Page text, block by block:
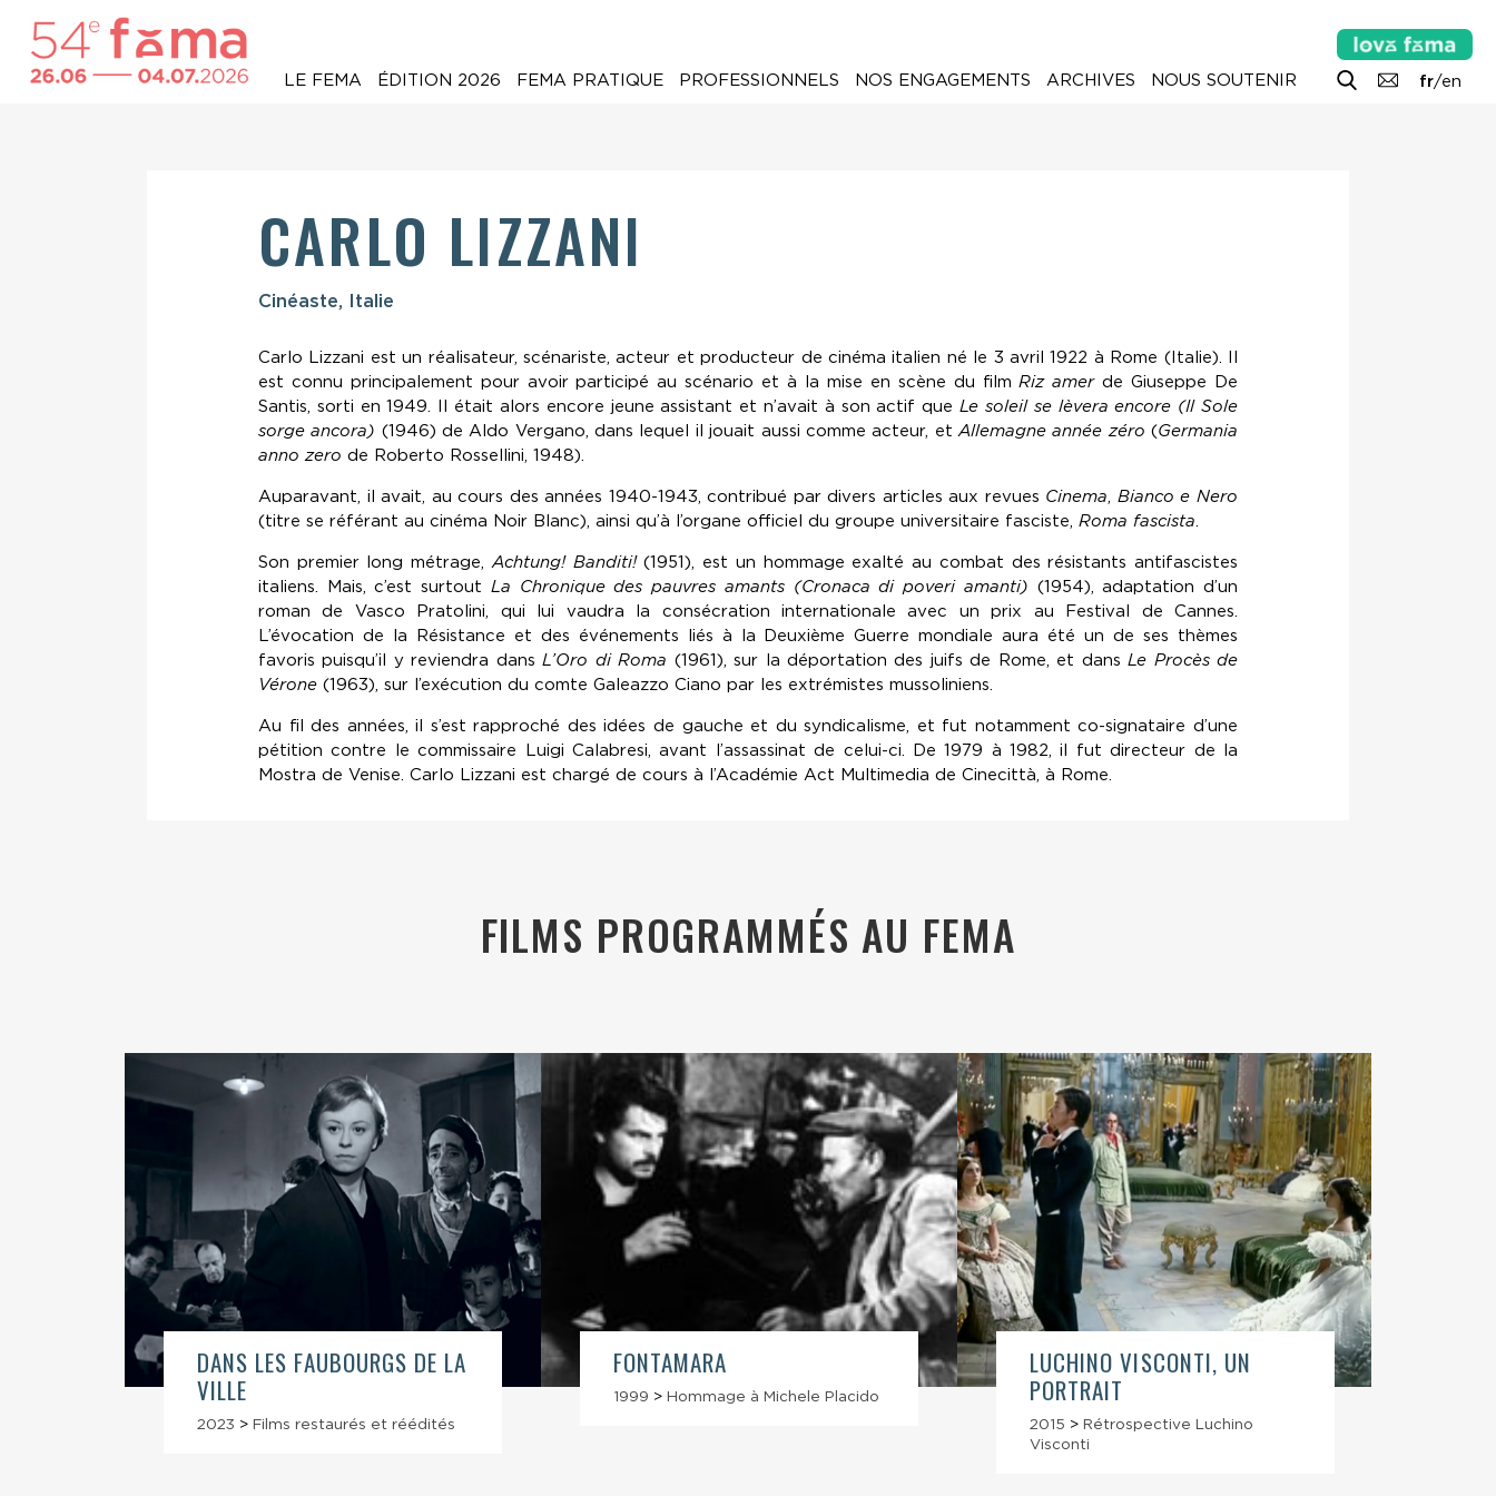
fr/en
LE FEMA ÉDITION 2026 FEMA PRATIQUE PROFESSIONNELS NOS ENGAGEMENTS ARCHIVES NOUS SOUTENIR
CARLO LIZZANI
Cinéaste, Italie
Carlo Lizzani est un réalisateur, scénariste, acteur et producteur de cinéma italien né le 3 avril 1922 à Rome (Italie). Il
est connu principalement pour avoir participé au scénario et à la mise en scène du filmRiz amerde Giuseppe De
Santis, sorti en 1949. Il était alors encore jeune assistant et n’avait à son actif queLe soleil se lèvera encore (Il Sole
sorge ancora) (1946) de Aldo Vergano, dans lequel il jouait aussi comme acteur, etAllemagne année zéro (Germania
anno zero de Roberto Rossellini, 1948).
Auparavant, il avait, au cours des années 1940-1943, contribué par divers articles aux revues Cinema, Bianco e Nero
(titre se référant au cinéma Noir Blanc), ainsi qu’à l’organe officiel du groupe universitaire fasciste, Roma fascista.
Son premier long métrage,Achtung! Banditi!(1951), est un hommage exalté au combat des résistants antifascistes
italiens. Mais, c’est surtout La Chronique des pauvres amants (Cronaca di poveri amanti) (1954), adaptation d’un
roman de Vasco Pratolini, qui lui vaudra la consécration internationale avec un prix au Festival de Cannes.
L’évocation de la Résistance et des événements liés à la Deuxième Guerre mondiale aura été un de ses thèmes
favoris puisqu’il y reviendra dansL’Oro di Roma (1961), sur la déportation des juifs de Rome, et dansLe Procès de
Vérone (1963), sur l’exécution du comte Galeazzo Ciano par les extrémistes mussoliniens.
Au fil des années, il s’est rapproché des idées de gauche et du syndicalisme, et fut notamment co-signataire d’une
pétition contre le commissaire Luigi Calabresi, avant l’assassinat de celui-ci. De 1979 à 1982, il fut directeur de la
Mostra de Venise. Carlo Lizzani est chargé de cours à l’Académie Act Multimedia de Cinecittà, à Rome.
FILMS PROGRAMMÉS AU FEMA
DANS LES FAUBOURGS DE LA
VILLE
2023 > Films restaurés et réédités
FONTAMARA
1999 > Hommage à Michele Placido
LUCHINO VISCONTI, UN
PORTRAIT
2015 > Rétrospective Luchino
Visconti